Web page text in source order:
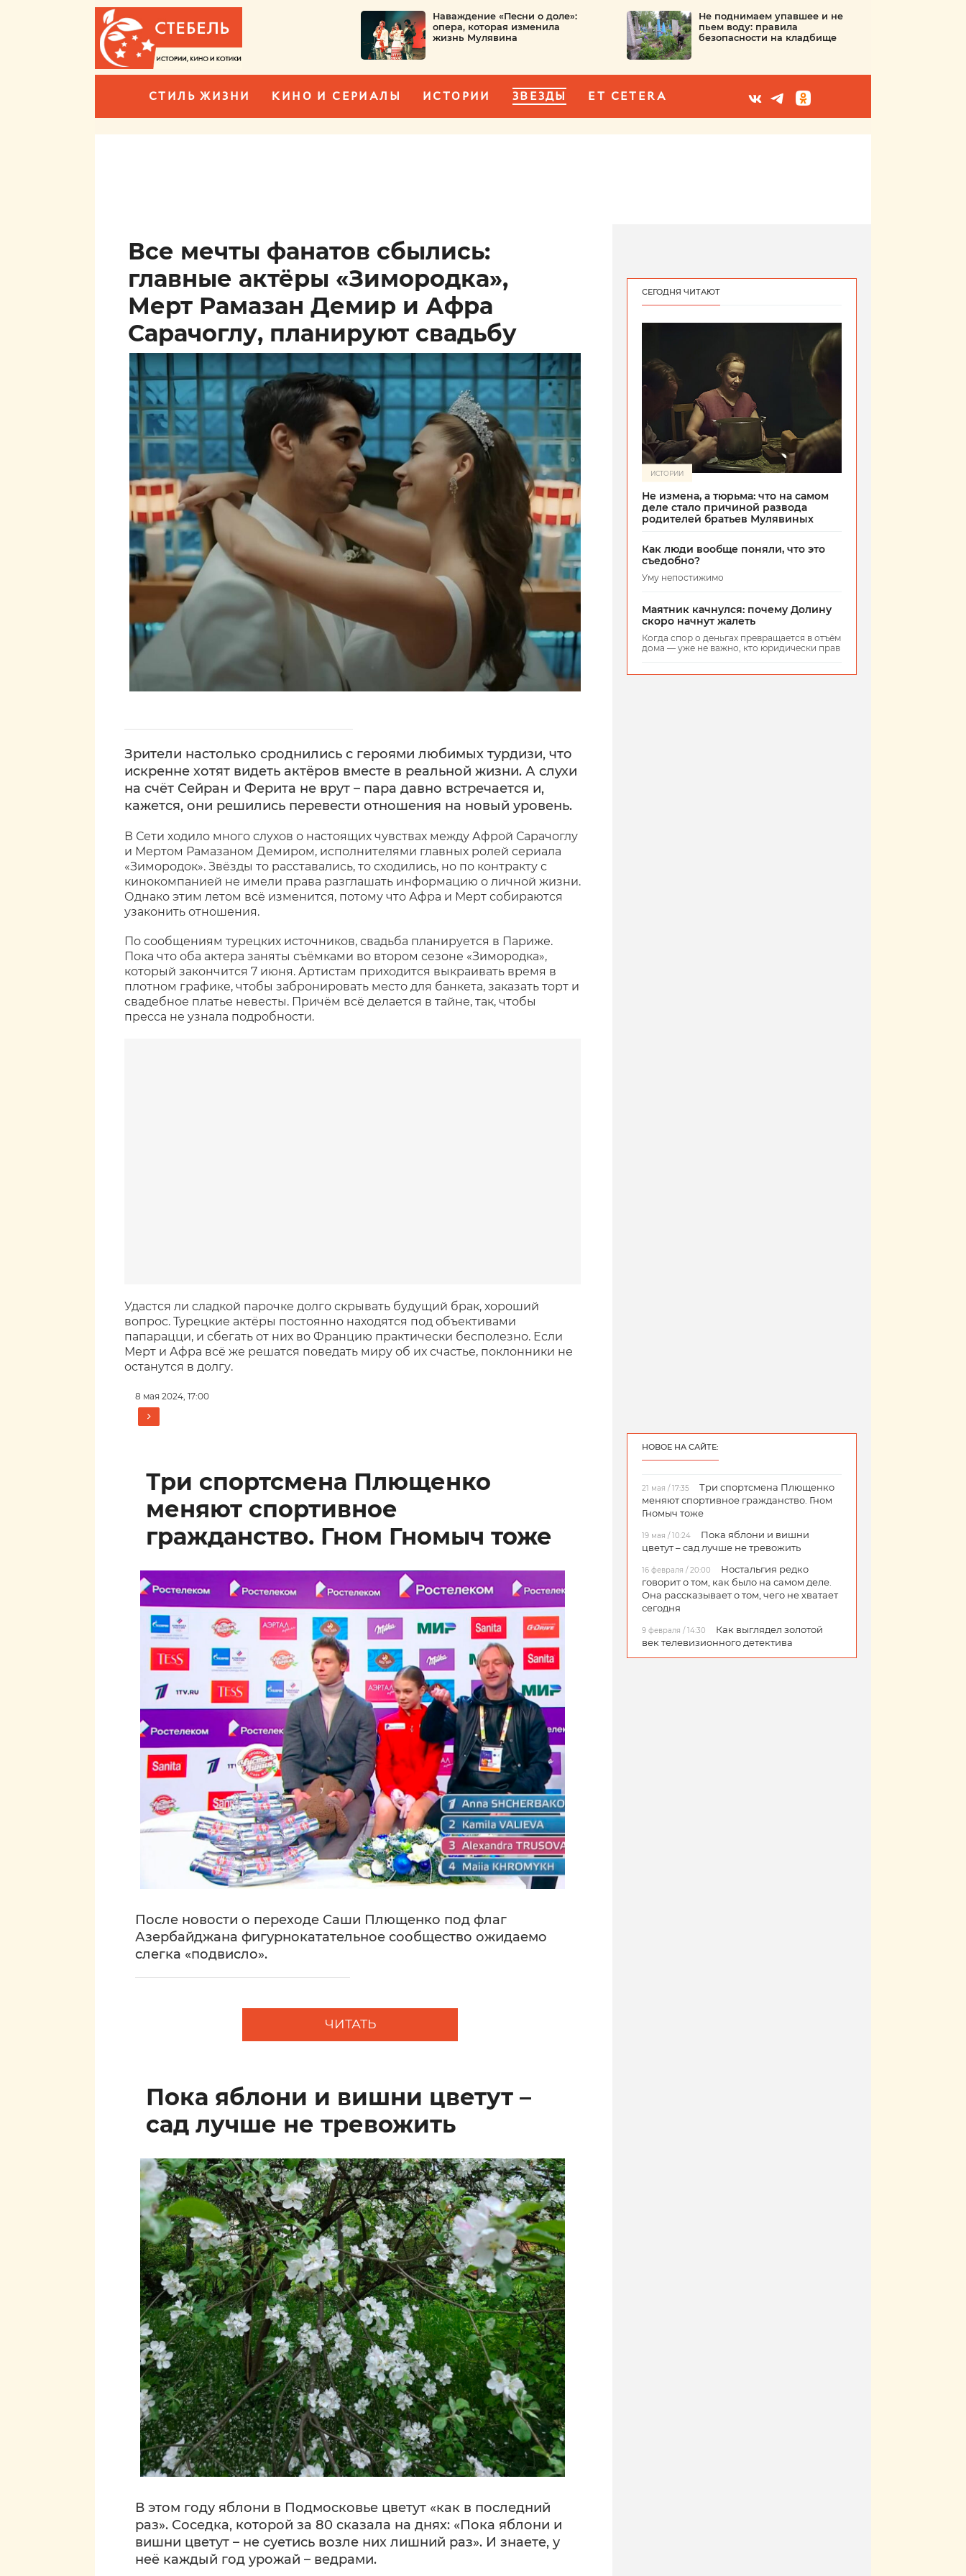
Наваждение «Песни о доле»:
опера, которая изменила
жизнь Мулявина
Не поднимаем упавшее и не
пьем воду: правила
безопасности на кладбище
СТИЛЬ ЖИЗНИ КИНО И СЕРИАЛЫ ИСТОРИИ ЗВЕЗДЫ ET CETERA
Все мечты фанатов сбылись:
главные актёры «Зимородка»,
Мерт Рамазан Демир и Афра
Сарачоглу, планируют свадьбу
Зрители настолько сроднились с героями любимых турдизи, что
искренне хотят видеть актёров вместе в реальной жизни. А слухи
на счёт Сейран и Ферита не врут – пара давно встречается и,
кажется, они решились перевести отношения на новый уровень.
В Сети ходило много слухов о настоящих чувствах между Афрой Сарачоглу
и Мертом Рамазаном Демиром, исполнителями главных ролей сериала
«Зимородок». Звёзды то расставались, то сходились, но по контракту с
кинокомпанией не имели права разглашать информацию о личной жизни.
Однако этим летом всё изменится, потому что Афра и Мерт собираются
узаконить отношения.
По сообщениям турецких источников, свадьба планируется в Париже.
Пока что оба актера заняты съёмками во втором сезоне «Зимородка»,
который закончится 7 июня. Артистам приходится выкраивать время в
плотном графике, чтобы забронировать место для банкета, заказать торт и
свадебное платье невесты. Причём всё делается в тайне, так, чтобы
пресса не узнала подробности.
Удастся ли сладкой парочке долго скрывать будущий брак, хороший
вопрос. Турецкие актёры постоянно находятся под объективами
папарацци, и сбегать от них во Францию практически бесполезно. Если
Мерт и Афра всё же решатся поведать миру об их счастье, поклонники не
останутся в долгу.
8 мая 2024, 17:00
Три спортсмена Плющенко
меняют спортивное
гражданство. Гном Гномыч тоже
После новости о переходе Саши Плющенко под флаг
Азербайджана фигурнокатательное сообщество ожидаемо
слегка «подвисло».
ЧИТАТЬ
Пока яблони и вишни цветут –
сад лучше не тревожить
В этом году яблони в Подмосковье цветут «как в последний
раз». Соседка, которой за 80 сказала на днях: «Пока яблони и
вишни цветут – не суетись возле них лишний раз». И знаете, у
неё каждый год урожай – ведрами.
СЕГОДНЯ ЧИТАЮТ
ИСТОРИИ
Не измена, а тюрьма: что на самом
деле стало причиной развода
родителей братьев Мулявиных
Как люди вообще поняли, что это
съедобно?
Уму непостижимо
Маятник качнулся: почему Долину
скоро начнут жалеть
Когда спор о деньгах превращается в отъём
дома — уже не важно, кто юридически прав
НОВОЕ НА САЙТЕ:
21 мая / 17:35
Три спортсмена Плющенко
меняют спортивное гражданство. Гном
Гномыч тоже
19 мая / 10:24
Пока яблони и вишни
цветут – сад лучше не тревожить
16 февраля / 20:00
Ностальгия редко
говорит о том, как было на самом деле.
Она рассказывает о том, чего не хватает
сегодня
9 февраля / 14:30
Как выглядел золотой
век телевизионного детектива